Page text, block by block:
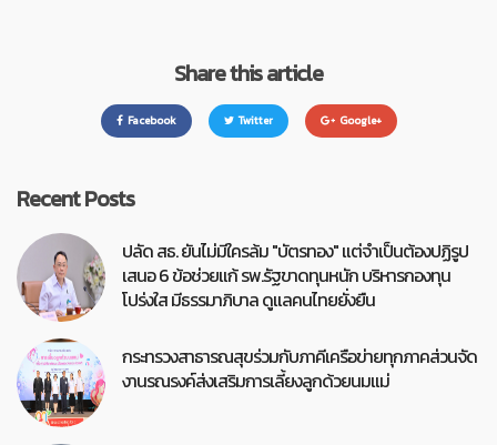
Share this article
Facebook Twitter Google+
Recent Posts
ปลัด สธ. ยันไม่มีใครล้ม "บัตรทอง" แต่จำเป็นต้องปฏิรูป
เสนอ 6 ข้อช่วยแก้ รพ.รัฐขาดทุนหนัก บริหารกองทุน
โปร่งใส มีธรรมาภิบาล ดูแลคนไทยยั่งยืน
กระทรวงสาธารณสุขร่วมกับภาคีเครือข่ายทุกภาคส่วนจัด
งานรณรงค์ส่งเสริมการเลี้ยงลูกด้วยนมแม่